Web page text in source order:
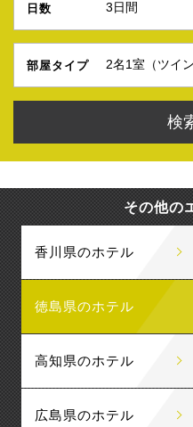
日数
部屋タイプ
その他の
香川県のホテル
徳島県のホテル
高知県のホテル
広島県のホテル